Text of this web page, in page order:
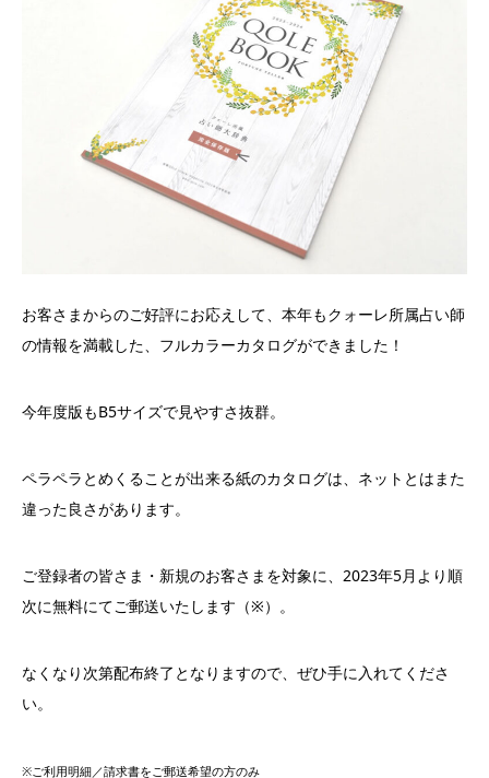
お客さまからのご好評にお応えして、本年もクォーレ所属占い師
の情報を満載した、フルカラーカタログができました！
今年度版もB5サイズで見やすさ抜群。
ペラペラとめくることが出来る紙のカタログは、ネットとはまた
違った良さがあります。
ご登録者の皆さま・新規のお客さまを対象に、2023年5月より順
次に無料にてご郵送いたします（※）。
なくなり次第配布終了となりますので、ぜひ手に入れてくださ
い。
※ご利用明細／請求書をご郵送希望の方のみ